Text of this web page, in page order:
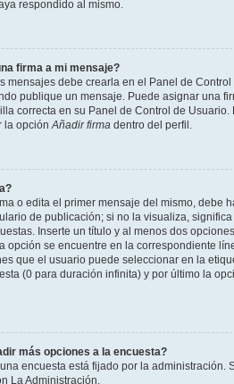
respondido al mismo.
firma a mi mensaje?
mensajes debe crearla en el Panel de
publique un mensaje. Puede asignar una
correcta en su Panel de Control de
la opciónAñadir firma dentro del perfil.
o edita el primer mensaje del mismo, debe
de publicación; si no la visualiza,
Inserte un título y al menos dos
opción se encuentre en la correspondiente
que el usuario puede seleccionar en la
(0 para duración infinita) y por último la
más opciones a la encuesta?
encuesta está fijado por la administración.
La Administración.